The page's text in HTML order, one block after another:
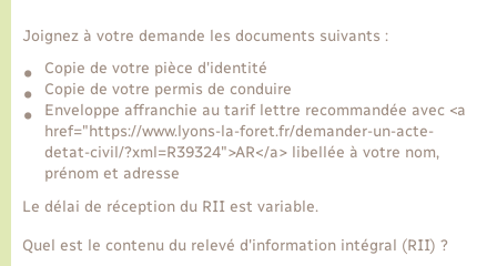
Joignez à votre demande les documents suivants :
Copie de votre pièce d'identité
Copie de votre permis de conduire
Enveloppe affranchie au tarif lettre recommandée avec <a
href="https://www.lyons-la-foret.fr/demander-un-acte-
detat-civil/?xml=R39324">AR</a> libellée à votre nom,
prénom et adresse
Le délai de réception du RII est variable.
Quel est le contenu du relevé d'information intégral (RII) ?